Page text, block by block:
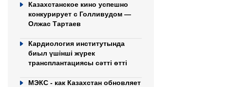
Казахстанское кино успешно
конкурирует с Голливудом —
Олжас Тартаев
Кардиология институтында
биыл үшінші жүрек
трансплантациясы сәтті өтті
МЭКС - как Казахстан обновляет